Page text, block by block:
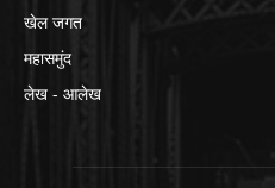
खेल जगत
महासमुंद
लेख - आलेख